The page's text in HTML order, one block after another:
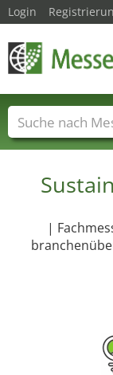
|
Login
Messenamen